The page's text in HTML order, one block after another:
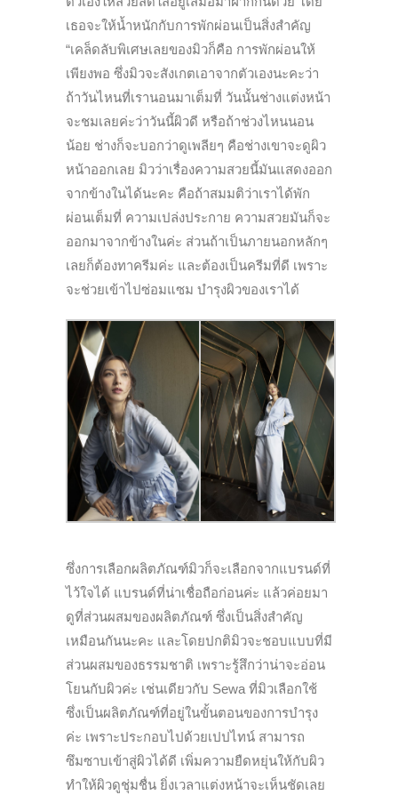
เธอจะให้น้ำหนักกับการพักผ่อนเป็นสิ่งสำคัญ
“เคล็ดลับพิเศษเลยของมิวก็คือ การพักผ่อนให้
เพียงพอ ซึ่งมิวจะสังเกตเอาจากตัวเองนะคะว่า
ถ้าวันไหนที่เรานอนมาเต็มที่ วันนั้นช่างแต่งหน้า
จะชมเลยค่ะว่าวันนี้ผิวดี หรือถ้าช่วงไหนนอน
น้อย ช่างก็จะบอกว่าดูเพลียๆ คือช่างเขาจะดูผิว
หน้าออกเลย มิวว่าเรื่องความสวยนี้มันแสดงออก
จากข้างในได้นะคะ คือถ้าสมมติว่าเราได้พัก
ผ่อนเต็มที่ ความเปล่งประกาย ความสวยมันก็จะ
ออกมาจากข้างในค่ะ ส่วนถ้าเป็นภายนอกหลักๆ
เลยก็ต้องทาครีมค่ะ และต้องเป็นครีมที่ดี เพราะ
จะช่วยเข้าไปซ่อมแซม บำรุงผิวของเราได้
ซึ่งการเลือกผลิตภัณฑ์มิวก็จะเลือกจากแบรนด์ที่
ไว้ใจได้ แบรนด์ที่น่าเชื่อถือก่อนค่ะ แล้วค่อยมา
ดูที่ส่วนผสมของผลิตภัณฑ์ ซึ่งเป็นสิ่งสำคัญ
เหมือนกันนะคะ และโดยปกติมิวจะชอบแบบที่มี
ส่วนผสมของธรรมชาติ เพราะรู้สึกว่าน่าจะอ่อน
โยนกับผิวค่ะ เช่นเดียวกับ Sewa ที่มิวเลือกใช้
ซึ่งเป็นผลิตภัณฑ์ที่อยู่ในขั้นตอนของการบำรุง
ค่ะ เพราะประกอบไปด้วยเปปไทน์ สามารถ
ซึมซาบเข้าสู่ผิวได้ดี เพิ่มความยืดหยุ่นให้กับผิว
ทำให้ผิวดูชุ่มชื่น ยิ่งเวลาแต่งหน้าจะเห็นชัดเลย